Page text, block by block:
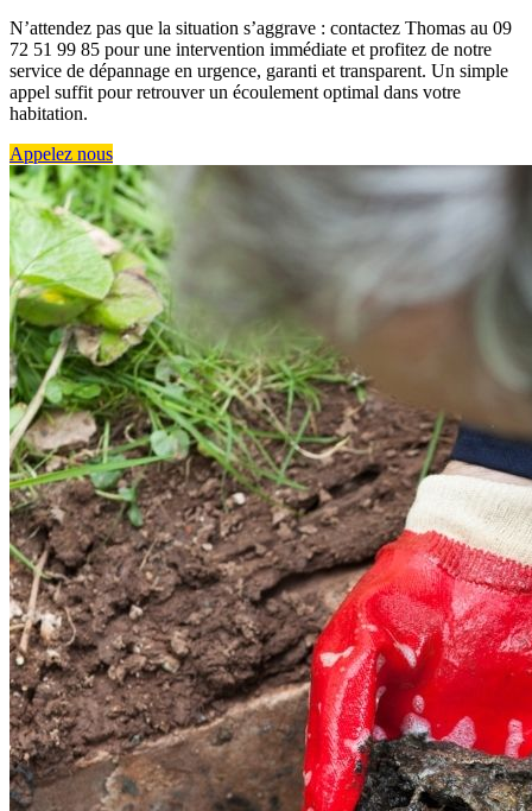
N’attendez pas que la situation s’aggrave : contactez Thomas au 09
72 51 99 85 pour une intervention immédiate et profitez de notre
service de dépannage en urgence, garanti et transparent. Un simple
appel suffit pour retrouver un écoulement optimal dans votre
habitation.
Appelez nous